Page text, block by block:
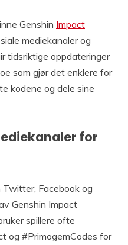
Genshin Impact
mediekanaler og
tidsriktige oppdateringer
som gjør det enklere for
kodene og dele sine
for
Facebook og
Genshin Impact
spillere ofte
og #PrimogemCodes for